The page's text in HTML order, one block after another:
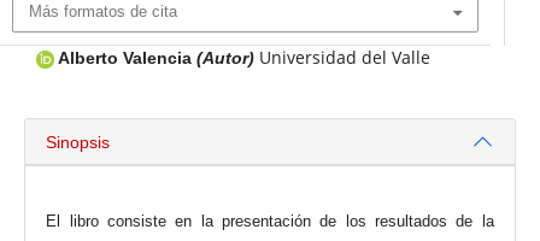
Más formatos de cita
Alberto Valencia (Autor) Universidad del Valle
Sinopsis
El libro consiste en la presentación de los resultados de la